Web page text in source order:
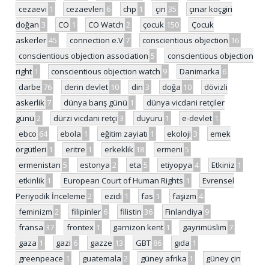
cezaevi 1 cezaevleri 6 chp 1 çin 35
çınar koçgiri
doğan 3 CO 1 CO Watch 2 çocuk 150
Çocuk
askerler 45 connection e.V 7 conscientious objection 16
conscientious objection association 5
conscientious objection
right 1 conscientious objection watch 9 Danimarka 6
darbe 76 derin devlet 10 din 3 doğa 10
dövizli
askerlik 7 dünya barış günü 1
dünya vicdani retçiler
günü 2 dürzi vicdani retçi 3 duyuru 1 e-devlet 1
ebco 64 ebola 1 eğitim zayiatı 1 ekoloji 3
emek
örgütleri 1 eritre 1 erkeklik 18 ermeni 5
ermenistan 5 estonya 2 eta 5 etiyopya 4 Etkiniz 1
etkinlik 1 European Court of Human Rights 1
Evrensel
Periyodik İnceleme 2 ezidi 1 fas 1 faşizm 4
feminizm 2 filipinler 6 filistin 36 Finlandiya 9
fransa 37 frontex 1 garnizon kent 1 gayrimüslim 7
gaza 1 gazi 6 gazze 13 GBT 86 gıda 1
greenpeace 1 guatemala 2 güney afrika 1
güney çin